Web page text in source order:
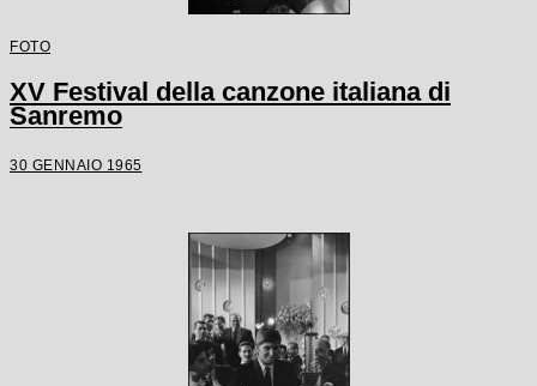
FOTO
XV Festival della canzone italiana di
Sanremo
30 GENNAIO 1965